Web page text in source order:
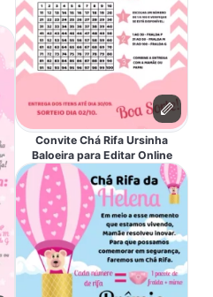
Convite Chá Rifa Ursinha
Baloeira para Editar Online